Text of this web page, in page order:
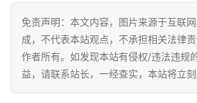
免责声明：本文内容，图片来源于互联
成，不代表本站观点，不承担相关法律
作者所有。如发现本站有侵权/违法违规
益，请联系站长，一经查实，本站将立刻